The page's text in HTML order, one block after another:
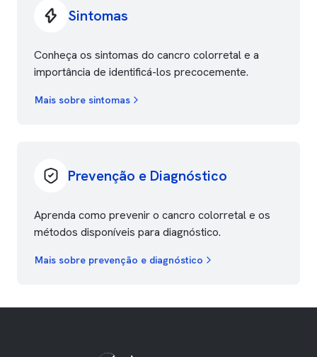
Sintomas
Conheça os sintomas do cancro colorretal e a
importância de identificá-los precocemente.
Mais sobre sintomas
Prevenção e Diagnóstico
Aprenda como prevenir o cancro colorretal e os
métodos disponíveis para diagnóstico.
Mais sobre prevenção e diagnóstico